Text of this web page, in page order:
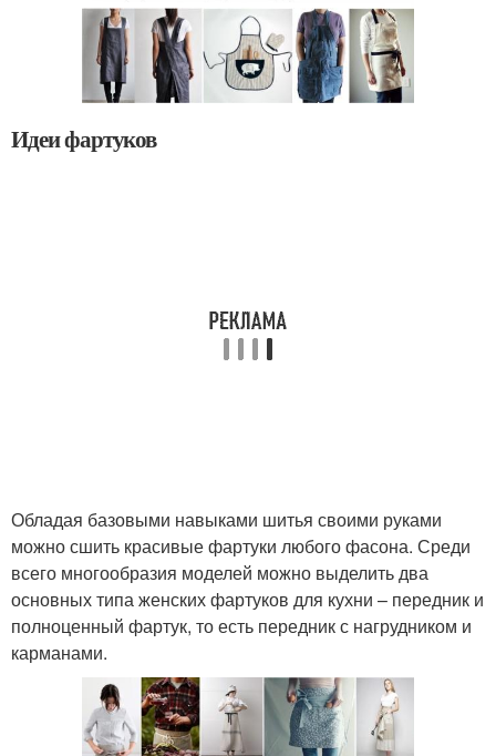
Идеи фартуков
Обладая базовыми навыками шитья своими руками
можно сшить красивые фартуки любого фасона. Среди
всего многообразия моделей можно выделить два
основных типа женских фартуков для кухни – передник и
полноценный фартук, то есть передник с нагрудником и
карманами.